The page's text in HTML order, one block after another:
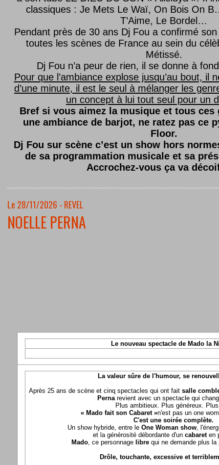
classiques : Je Mets Le Waï, On Bois On
T’Aime, Le Bordel…
Pendant près de 30 ans Dj Fou a confirmé son
toutes les scènes de France au sein du
Métissé.
Dj Fou n’a peur de rien, il se donne à
Pour que l’ambiance explose jusqu’au bout, il
d’une minute, il est le seul à mélanger les
un concept à lui tout seul pour un
Bref si vous aimez la musique et tous ces
une ambiance de barjot, ne ratez pas ce
Floor.
Dj Fou sur scène c’est un show hors
de sa programmation musicale et sa
Accrochez-vous ça va
Le 28/11/2026 - REVEL
NOELLE PERNA
Le nouveau spectacle de Mado la
La valeur sûre de l'humour, se
Après 25 ans de scène et cinq spectacles qui ont fait salle
Pernarevient avec un spectacle qui
Plus ambitieux. Plus généreux.
« Mado fait son Cabaret »n'est pas un one
C'est une soirée complète.
Un show hybride, entre le One Woman show,
et la générosité débordante d'un cabaret en
Mado, ce personnage librequi ne demande plus la
Drôle, touchante, excessive et